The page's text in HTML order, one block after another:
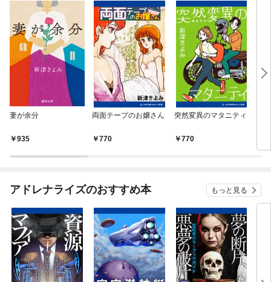
妻が余分
935
両面テープのお嬢さん
770
突然変異のマタニティ
770
ひ
アドレナライズのおすすめ本 もっと見る